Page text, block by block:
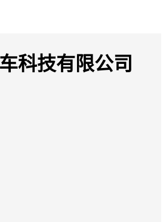
科技有限公司